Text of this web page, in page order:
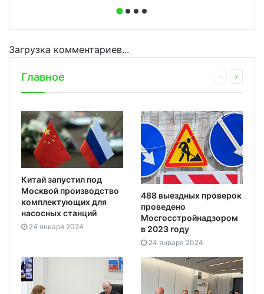
Загрузка комментариев...
Главное
Китай запустил под
Москвой производство
комплектующих для
насосных станций
24 января 2024
488 выездных проверок
проведено
Мосгосстройнадзором
в 2023 году
24 января 2024